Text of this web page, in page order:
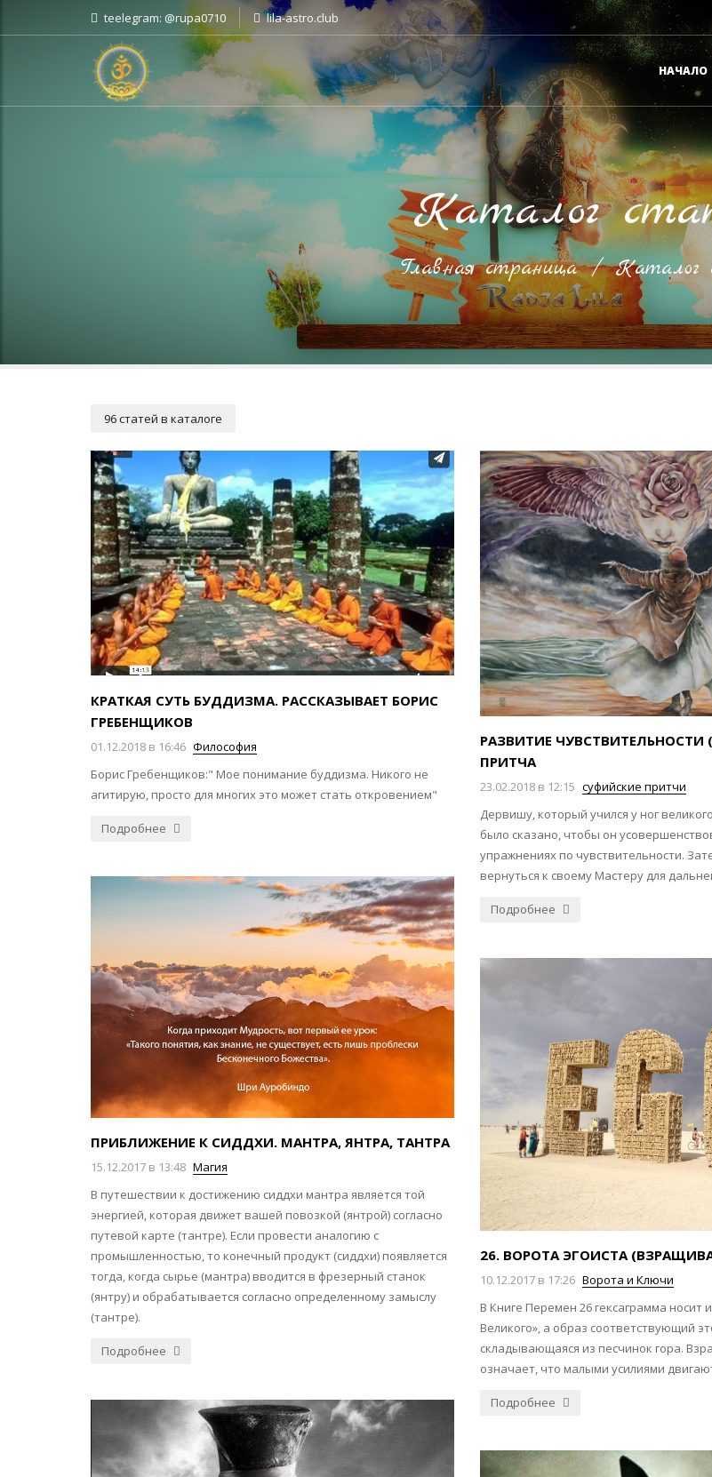
teelegram: @rupa0710 lila-astro.club
НАЧАЛО
Каталог
Главная страница /Каталог
96 статей в каталоге
КРАТКАЯ СУТЬ БУДДИЗМА. РАССКАЗЫВАЕТ БОРИС
ГРЕБЕНЩИКОВ
01.12.2018 в 16:46 Философия
Борис Гребенщиков:" Мое понимание буддизма. Никого не
агитирую, просто для многих это может стать откровением"
Подробнее
РАЗВИТИЕ ЧУВСТВИТЕЛЬНОСТИ
ПРИТЧА
23.02.2018 в 12:15 суфийские притчи
Дервишу, который учился у ног
было сказано, чтобы он
упражнениях по чувствительности.
вернуться к своему Мастеру для
Подробнее
ПРИБЛИЖЕНИЕ К СИДДХИ. МАНТРА, ЯНТРА, ТАНТРА
15.12.2017 в 13:48 Магия
В путешествии к достижению сиддхи мантра является той
энергией, которая движет вашей повозкой (янтрой) согласно
путевой карте (тантре). Если провести аналогию с
промышленностью, то конечный продукт (сиддхи) появляется
тогда, когда сырье (мантра) вводится в фрезерный станок
(янтру) и обрабатывается согласно определенному замыслу
(тантре).
Подробнее
26. ВОРОТА ЭГОИСТА
10.12.2017 в 17:26 Ворота и Ключи
В Книге Перемен 26 гексаграмма носит
Великого», а образ соответствующий
складывающаяся из песчинок гора.
означает, что малыми усилиями
Подробнее